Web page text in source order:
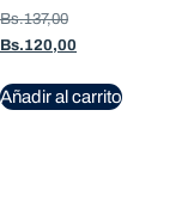
Bs.137,00
Bs.120,00
Añadir al carrito